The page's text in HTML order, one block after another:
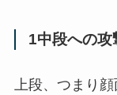
1中段への攻
上段、つまり